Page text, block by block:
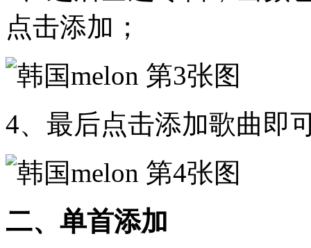
点击添加；
4、最后点击添加歌曲即
二、单首添加